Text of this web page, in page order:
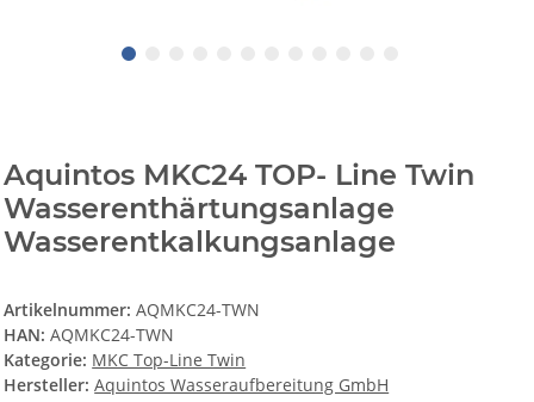
Aquintos MKC24 TOP- Line Twin
Wasserenthärtungsanlage
Wasserentkalkungsanlage
Artikelnummer:AQMKC24-TWN
HAN: AQMKC24-TWN
Kategorie: MKC Top-Line Twin
Hersteller: Aquintos Wasseraufbereitung GmbH